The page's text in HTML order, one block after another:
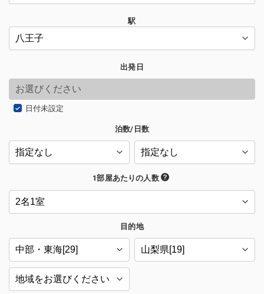
駅
出発日
日付未設定
泊数/日数
1部屋あたりの人数
目的地